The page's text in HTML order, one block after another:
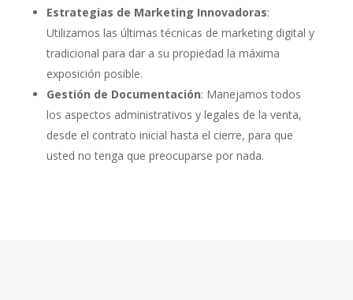
Estrategias de Marketing Innovadoras:
Utilizamos las últimas técnicas de marketing digital y
tradicional para dar a su propiedad la máxima
exposición posible.
Gestión de Documentación: Manejamos todos
los aspectos administrativos y legales de la venta,
desde el contrato inicial hasta el cierre, para que
usted no tenga que preocuparse por nada.